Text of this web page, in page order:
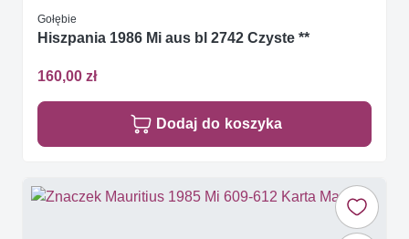
Gołębie
Hiszpania 1986 Mi aus bl 2742 Czyste **
160,00 zł
Dodaj do koszyka